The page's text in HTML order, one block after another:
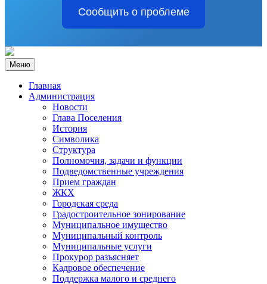
Сообщить о проблеме
Меню
Главная
Администрация
Новости
Глава Поселения
История
Символика
Структура
Полномочия, задачи и функции
Подведомственные учреждения
Прием граждан
ЖКХ
Городская среда
Градостроительное зонирование
Муниципальное имущество
Муниципальный контроль
Муниципальные услуги
Прокурор разъясняет
Кадровое обеспечение
Поддержка малого и среднего